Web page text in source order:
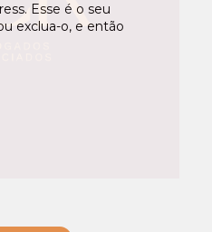
Esse é o seu
exclua-o, e então